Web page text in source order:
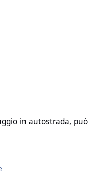
in autostrada, può